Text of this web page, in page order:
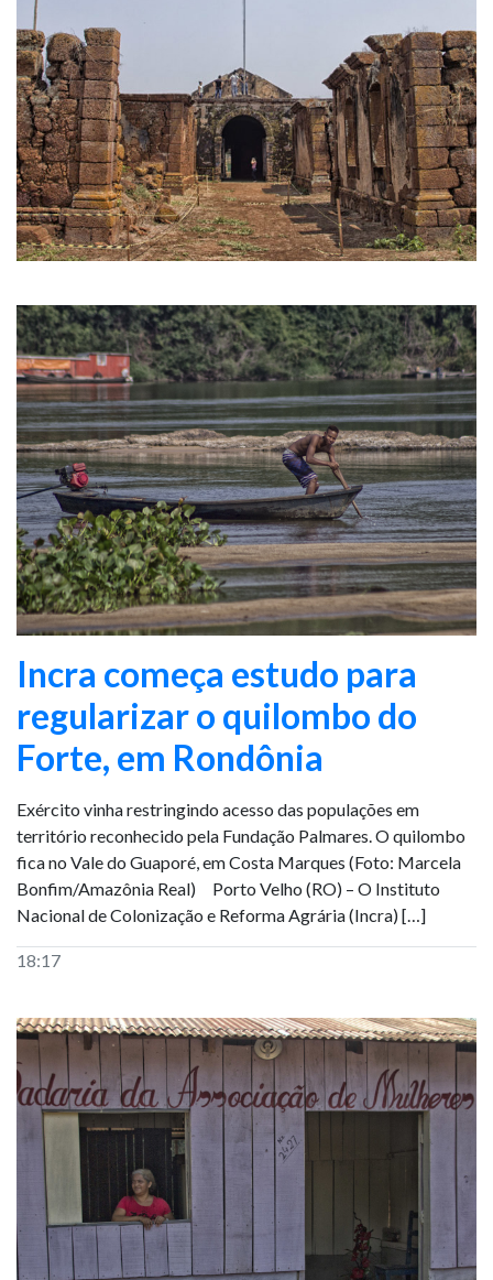
Incra começa estudo para
regularizar o quilombo do
Forte, em Rondônia
Exército vinha restringindo acesso das populações em
território reconhecido pela Fundação Palmares. O quilombo
fica no Vale do Guaporé, em Costa Marques (Foto: Marcela
Bonfim/Amazônia Real) Porto Velho (RO) – O Instituto
Nacional de Colonização e Reforma Agrária (Incra) […]
18:17